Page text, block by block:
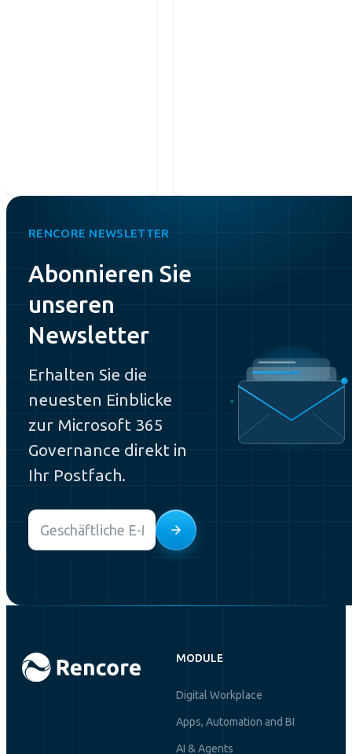
RENCORE NEWSLETTER
Abonnieren Sie
unseren
Newsletter
Erhalten Sie die
neuesten Einblicke
zur Microsoft 365
Governance direkt in
Ihr Postfach.
Email
MODULE
Digital Workplace
Apps, Automation and BI
AI & Agents